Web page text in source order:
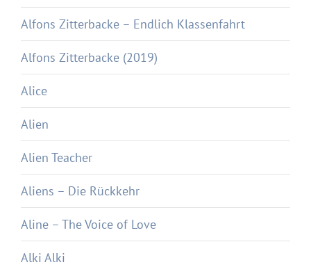
Alfons Zitterbacke – Endlich Klassenfahrt
Alfons Zitterbacke (2019)
Alice
Alien
Alien Teacher
Aliens – Die Rückkehr
Aline – The Voice of Love
Alki Alki